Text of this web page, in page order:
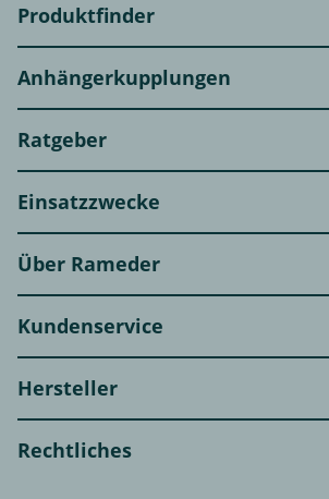
Produktfinder
Anhängerkupplungen
Ratgeber
Einsatzzwecke
Über Rameder
Kundenservice
Hersteller
Rechtliches